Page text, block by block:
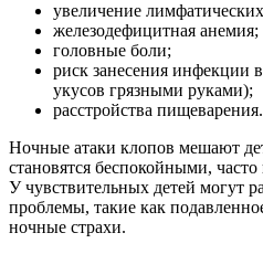
увеличение
железодефицитная анемия;
головные боли;
риск занесения инфекции
укусов грязными руками);
расстройства пищеварения.
Ночные атаки клопов мешают
становятся беспокойными,
У чувствительных детей могут
проблемы, такие как
ночные страхи.